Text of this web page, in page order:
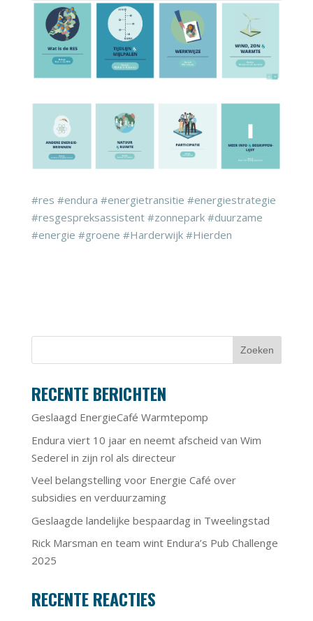
#res #endura #energietransitie #energiestrategie
#resgespreksassistent #zonnepark #duurzame
#energie #groene #Harderwijk #Hierden
RECENTE BERICHTEN
Geslaagd EnergieCafé Warmtepomp
Endura viert 10 jaar en neemt afscheid van Wim
Sederel in zijn rol als directeur
Veel belangstelling voor Energie Café over
subsidies en verduurzaming
Geslaagde landelijke bespaardag in Tweelingstad
Rick Marsman en team wint Endura’s Pub Challenge
2025
RECENTE REACTIES